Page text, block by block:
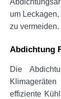
um
zu vermeiden.
Abdichtung
Die
effiziente